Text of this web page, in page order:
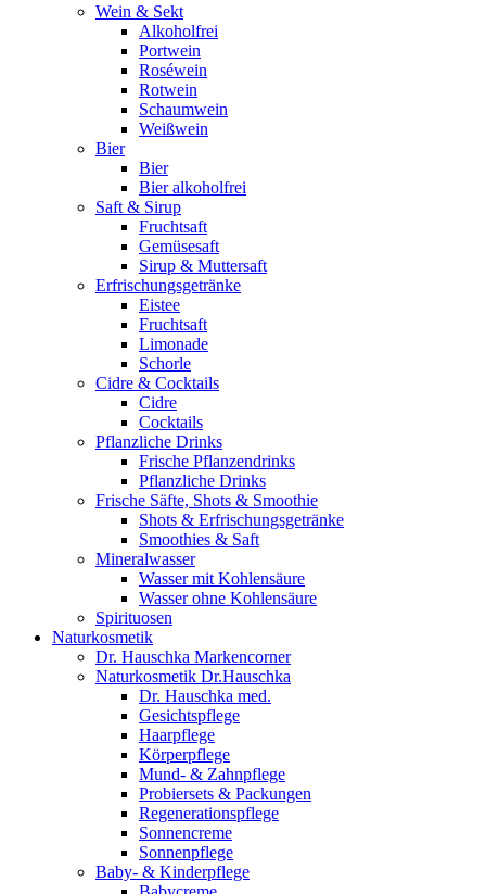
Wein & Sekt
Alkoholfrei
Portwein
Roséwein
Rotwein
Schaumwein
Weißwein
Bier
Bier
Bier alkoholfrei
Saft & Sirup
Fruchtsaft
Gemüsesaft
Sirup & Muttersaft
Erfrischungsgetränke
Eistee
Fruchtsaft
Limonade
Schorle
Cidre & Cocktails
Cidre
Cocktails
Pflanzliche Drinks
Frische Pflanzendrinks
Pflanzliche Drinks
Frische Säfte, Shots & Smoothie
Shots & Erfrischungsgetränke
Smoothies & Saft
Mineralwasser
Wasser mit Kohlensäure
Wasser ohne Kohlensäure
Spirituosen
Naturkosmetik
Dr. Hauschka Markencorner
Naturkosmetik Dr.Hauschka
Dr. Hauschka med.
Gesichtspflege
Haarpflege
Körperpflege
Mund- & Zahnpflege
Probiersets & Packungen
Regenerationspflege
Sonnencreme
Sonnenpflege
Baby- & Kinderpflege